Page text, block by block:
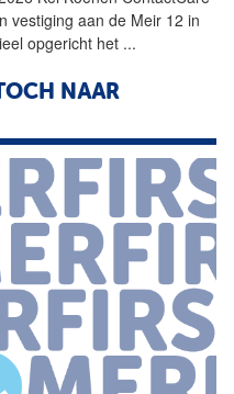
vestiging aan de Meir 12 in
opgericht het ...
NAAR